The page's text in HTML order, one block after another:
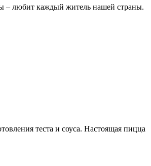
– любит каждый житель нашей страны.
теста и соуса. Настоящая пицца